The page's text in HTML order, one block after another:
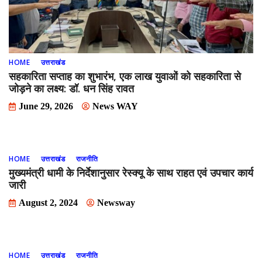
HOME उत्तराखंड
सहकारिता सप्ताह का शुभारंभ, एक लाख युवाओं को सहकारिता से
जोड़ने का लक्ष्य: डॉ. धन सिंह रावत
June 29, 2026 News WAY
HOME उत्तराखंड राजनीति
मुख्यमंत्री धामी के निर्देशानुसार रेस्क्यू के साथ राहत एवं उपचार कार्य
जारी
August 2, 2024 Newsway
HOME उत्तराखंड राजनीति